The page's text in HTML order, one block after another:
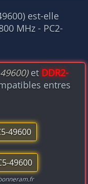
est-elle
MHz - PC2-
et DDR2-
entres
49600
49600